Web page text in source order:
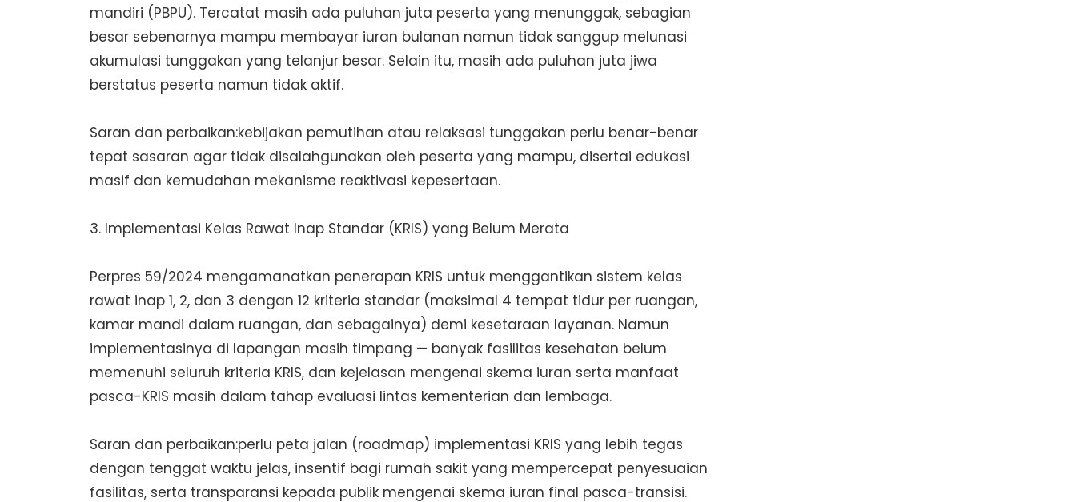
mandiri (PBPU). Tercatat masih ada puluhan juta peserta yang menunggak, sebagian
besar sebenarnya mampu membayar iuran bulanan namun tidak sanggup melunasi
akumulasi tunggakan yang telanjur besar. Selain itu, masih ada puluhan juta jiwa
berstatus peserta namun tidak aktif.
Saran dan perbaikan:kebijakan pemutihan atau relaksasi tunggakan perlu benar-benar
tepat sasaran agar tidak disalahgunakan oleh peserta yang mampu, disertai edukasi
masif dan kemudahan mekanisme reaktivasi kepesertaan.
3. Implementasi Kelas Rawat Inap Standar (KRIS) yang Belum Merata
Perpres 59/2024 mengamanatkan penerapan KRIS untuk menggantikan sistem kelas
rawat inap 1, 2, dan 3 dengan 12 kriteria standar (maksimal 4 tempat tidur per ruangan,
kamar mandi dalam ruangan, dan sebagainya) demi kesetaraan layanan. Namun
implementasinya di lapangan masih timpang — banyak fasilitas kesehatan belum
memenuhi seluruh kriteria KRIS, dan kejelasan mengenai skema iuran serta manfaat
pasca-KRIS masih dalam tahap evaluasi lintas kementerian dan lembaga.
Saran dan perbaikan:perlu peta jalan (roadmap) implementasi KRIS yang lebih tegas
dengan tenggat waktu jelas, insentif bagi rumah sakit yang mempercepat penyesuaian
fasilitas, serta transparansi kepada publik mengenai skema iuran final pasca-transisi.